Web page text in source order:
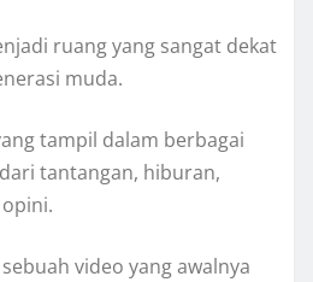
ruang yang sangat dekat
muda.
tampil dalam berbagai
tantangan, hiburan,
video yang awalnya